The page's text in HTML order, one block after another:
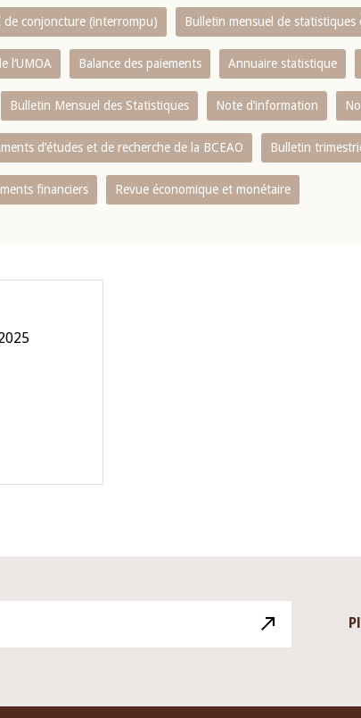
de conjoncture (interrompu) Bulletin mensuel de statistiques
l‘UMOA Balance des paiements Annuaire statistique
Bulletin Mensuel des Statistiques Note d’information
d’études et de recherche de la BCEAO Bulletin
financiers Revue économique et monétaire